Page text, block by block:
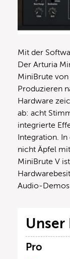
Mit der
Der Arturia
MiniBrute
Produzieren
Hardware
ab: acht
integrierte
Integration.
nicht Äpfel
MiniBrute V
Audio-Demos
Unser
Pro